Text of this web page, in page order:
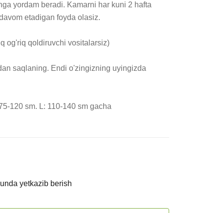
yordam beradi. Kamarni har kuni 2 hafta
etadigan foyda olasiz.
120 sm. L: 110-140 sm gacha
yetkazib berish